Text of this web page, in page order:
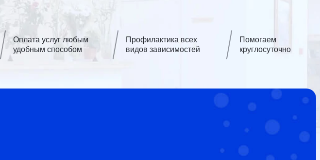
Оплата услуг любым
удобным способом
Профилактика всех
видов зависимостей
Помогаем
круглосуточно